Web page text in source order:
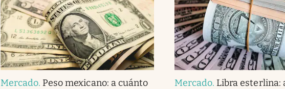
Mercado. Peso mexicano: a cuánto
Mercado. Libra esterlina: